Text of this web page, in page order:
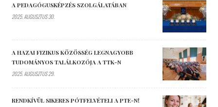
A PEDAGÓGUSKÉPZÉS SZOLGÁLATÁBAN
2025. AUGUSZTUS 30.
A HAZAI FIZIKUS KÖZÖSSÉG LEGNAGYOBB
TUDOMÁNYOS TALÁLKOZÓJA A TTK-N
2025. AUGUSZTUS 29.
RENDKÍVÜL SIKERES PÓTFELVÉTELI A PTE-N!